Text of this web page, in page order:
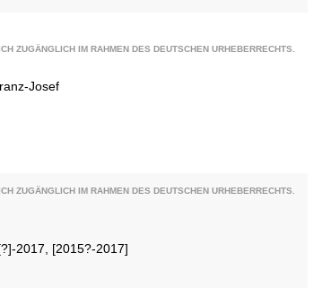
ZUGÄNGLICH IM RAHMEN DES DEUTSCHEN URHEBERRECHTS.
Josef
ZUGÄNGLICH IM RAHMEN DES DEUTSCHEN URHEBERRECHTS.
2017, [2015?-2017]